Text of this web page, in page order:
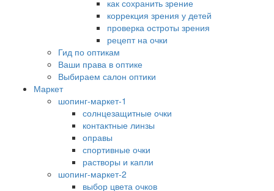
как сохранить зрение
коррекция зрения у детей
проверка остроты зрения
рецепт на очки
Гид по оптикам
Ваши права в оптике
Выбираем салон оптики
Маркет
шопинг-маркет-1
солнцезащитные очки
контактные линзы
оправы
спортивные очки
растворы и капли
шопинг-маркет-2
выбор цвета очков